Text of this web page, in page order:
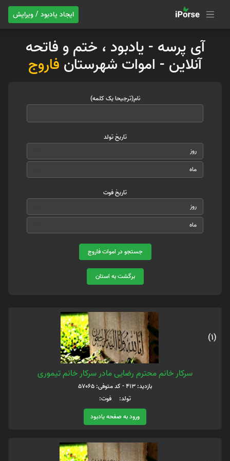
ایجاد یادبود / ویرایش
آی پرسه - یادبود ، ختم و فاتحه
آنلاین - اموات شهرستان فاروج
نام(ترجیحا یک کلمه)
تاریخ تولد
تاریخ فوت
جستجو در اموات فاروج
برگشت به استان
(1)
سرکار خانم محترم رضایی مادر سرکار خانم تیموری
بازدید: 413 - کد متوفی: 57065
تولد: فوت:
ورود به صفحه یادبود